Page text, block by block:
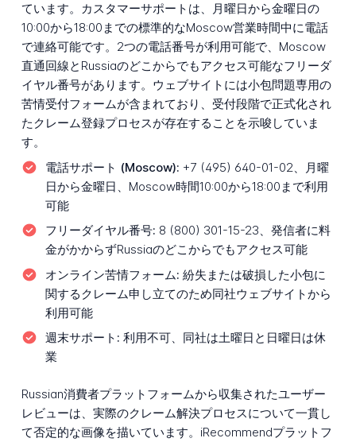
ています。カスタマーサポートは、月曜日から金曜日の
10:00から18:00までの標準的なMoscow営業時間中に電話
で連絡可能です。2つの電話番号が利用可能で、Moscow
直通回線とRussiaのどこからでもアクセス可能なフリーダ
イヤル番号があります。ウェブサイトには小包問題専用の
苦情受付フォームが含まれており、受付段階で正式化され
たクレーム登録プロセスが存在することを示唆していま
す。
電話サポート (Moscow): +7 (495) 640-01-02、月曜
日から金曜日、Moscow時間10:00から18:00まで利用
可能
フリーダイヤル番号: 8 (800) 301-15-23、発信者に料
金がかからずRussiaのどこからでもアクセス可能
オンライン苦情フォーム: 紛失または破損した小包に
関するクレーム申し立てのため同社ウェブサイトから
利用可能
週末サポート: 利用不可、同社は土曜日と日曜日は休
業
Russian消費者プラットフォームから収集されたユーザー
レビューは、実際のクレーム解決プロセスについて一貫し
て否定的な画像を描いています。iRecommendプラットフ